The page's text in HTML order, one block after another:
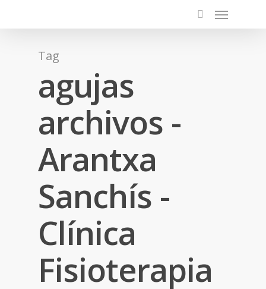
Tag
agujas
archivos -
Arantxa
Sanchís -
Clínica
Fisioterapia